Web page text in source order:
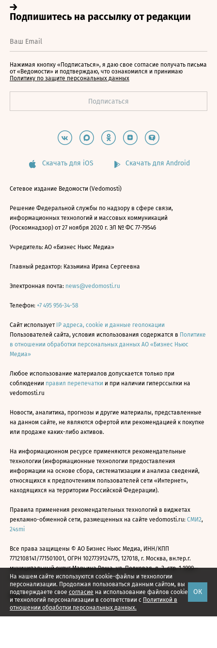
На нашем сайте используются cookie-файлы и технологии
персонализации. Продолжая пользоваться данным сайтом, вы
подтверждаете свое согласие на использование файлов cookie
и технологий персонализации в соответствии с Политикой в
отношении обработки персональных данных.
ОК
Нажимая кнопку «Подписаться», я даю свое согласие получать письма
от «Ведомости» и подтверждаю, что ознакомился и принимаю
Политику по защите персональных данных
Скачать для iOS Скачать для Android
Сетевое издание Ведомости (Vedomosti)
Решение Федеральной службы по надзору в сфере связи,
информационных технологий и массовых коммуникаций
(Роскомнадзор) от 27 ноября 2020 г. ЭЛ № ФС 77-79546
Учредитель: АО «Бизнес Ньюс Медиа»
Главный редактор: Казьмина Ирина Сергеевна
Электронная почта: news@vedomosti.ru
Телефон: +7 495 956-34-58
Сайт использует IP адреса, cookie и данные геолокации
Пользователей сайта, условия использования содержатся в Политике
в отношении обработки персональных данных АО «Бизнес Ньюс
Медиа»
Любое использование материалов допускается только при
соблюдении правил перепечатки и при наличии гиперссылки на
vedomosti.ru
Новости, аналитика, прогнозы и другие материалы, представленные
на данном сайте, не являются офертой или рекомендацией к покупке
или продаже каких-либо активов.
На информационном ресурсе применяются рекомендательные
технологии (информационные технологии предоставления
информации на основе сбора, систематизации и анализа сведений,
относящихся к предпочтениям пользователей сети «Интернет»,
находящихся на территории Российской Федерации).
Правила применения рекомендательных технологий в виджетах
рекламно-обменной сети, размещенных на сайте vedomosti.ru: СМИ2,
24smi
Все права защищены © АО Бизнес Ньюс Медиа, ИНН/КПП
7712108141/771501001, ОГРН 1027739124775, 127018, г. Москва, вн.тер.г.
муниципальный округ Марьина Роща, ул. Полковая, д. 3, стр. 1 1999—
2026